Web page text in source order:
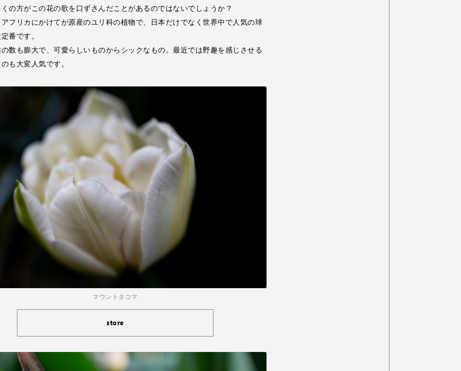
の方がこの花の歌を口ずさんだことがあるのではないでしょうか？
フリカにかけてが原産のユリ科の植物で、日本だけでなく世界中で人気の球
番です。
数も膨大で、可愛らしいものからシックなもの。最近では野趣を感じさせる
も大変人気です。
マウントタコマ
store